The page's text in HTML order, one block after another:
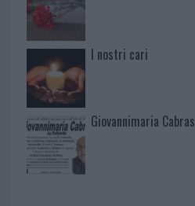
I nostri cari
Giovannimaria Cabras